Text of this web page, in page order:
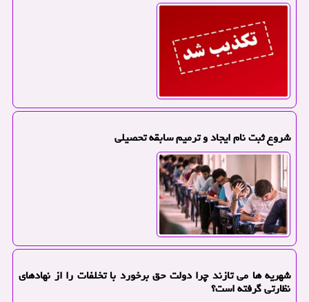
شروع ثبت نام ایجاد و ترمیم سابقه تحصیلی
شهریه ها می تازند چرا دولت حق برخورد با تخلفات را از نهادهای
نظارتی گرفته است؟